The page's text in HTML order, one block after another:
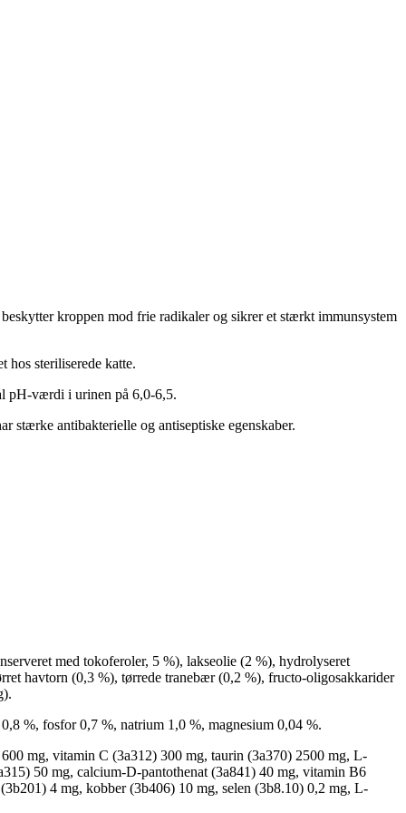
kroppen mod frie radikaler og sikrer et stærkt immunsystem
steriliserede katte.
pH-værdi i urinen på 6,0-6,5.
antibakterielle og antiseptiske egenskaber.
med tokoferoler, 5 %), lakseolie (2 %), hydrolyseret
havtorn (0,3 %), tørrede tranebær (0,2 %), fructo-oligosakkarider
%, fosfor 0,7 %, natrium 1,0 %, magnesium 0,04 %.
mg, vitamin C (3a312) 300 mg, taurin (3a370) 2500 mg, L-
50 mg, calcium-D-pantothenat (3a841) 40 mg, vitamin B6
4 mg, kobber (3b406) 10 mg, selen (3b8.10) 0,2 mg, L-